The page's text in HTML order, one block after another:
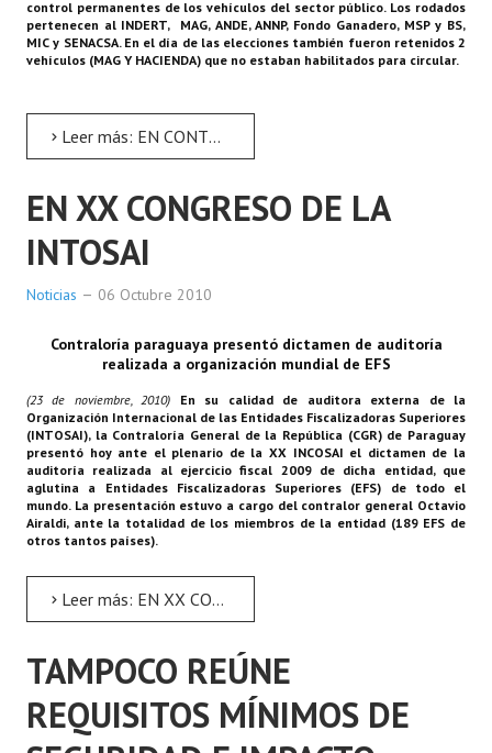
Licitaciones
Informes de Evaluación del Plan de Mejoramiento
ODS
Riesgo Tecnológico
Hambre Cero
CENTRO DE ATENCIÓN AL CIUDADANO
Centro de Atención al Ciudadano
Contactenos
control permanentes de los vehículos del sector público. Los rodados
pertenecen al INDERT, MAG, ANDE, ANNP, Fondo Ganadero, MSP y BS,
MIC y SENACSA. En el día de las elecciones también fueron retenidos 2
vehículos (MAG Y HACIENDA) que no estaban habilitados para circular.
Leer más: EN CONTROLES AL DIA SIGUIENTE DE LAS ELECCIONES MUNICIPALES
EN XX CONGRESO DE LA
INTOSAI
Noticias 06 Octubre 2010
Contraloría paraguaya presentó dictamen de auditoría
realizada a organización mundial de EFS
(23 de noviembre, 2010)
En su calidad de auditora externa de la
Organización Internacional de las Entidades Fiscalizadoras Superiores
(INTOSAI), la Contraloría General de la República (CGR) de Paraguay
presentó hoy ante el plenario de la XX INCOSAI el dictamen de la
auditoría realizada al ejercicio fiscal 2009 de dicha entidad, que
aglutina a Entidades Fiscalizadoras Superiores (EFS) de todo el
mundo. La presentación estuvo a cargo del contralor general Octavio
Airaldi, ante la totalidad de los miembros de la entidad (189 EFS de
otros tantos países).
Leer más: EN XX CONGRESO DE LA INTOSAI
TAMPOCO REÚNE
REQUISITOS MÍNIMOS DE